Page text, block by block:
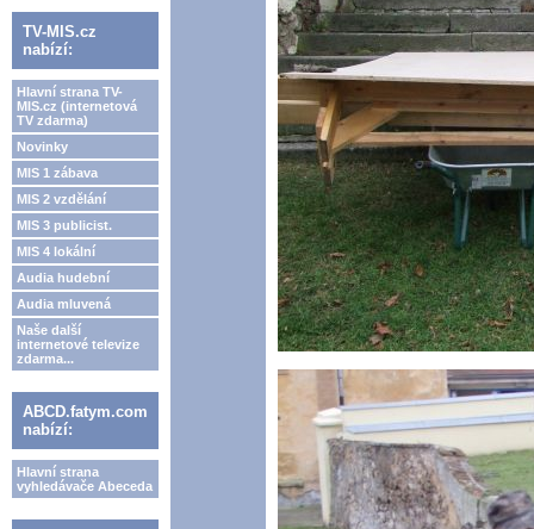
TV-MIS.cz
nabízí:
Hlavní strana TV-
MIS.cz (internetová
TV zdarma)
Novinky
MIS 1 zábava
MIS 2 vzdělání
MIS 3 publicist.
MIS 4 lokální
Audia hudební
Audia mluvená
Naše další
internetové televize
zdarma...
ABCD.fatym.com
nabízí:
Hlavní strana
vyhledávače Abeceda